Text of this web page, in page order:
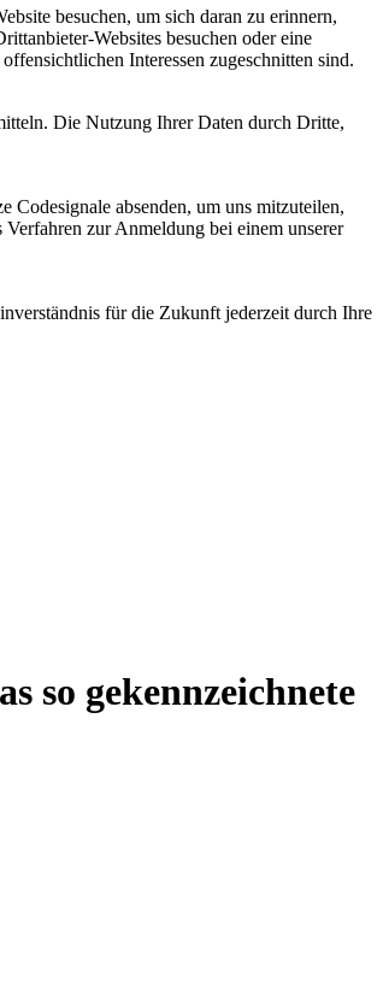
besuchen, um sich daran zu erinnern,
Websites besuchen oder eine
Interessen zugeschnitten sind.
Die Nutzung Ihrer Daten durch Dritte,
absenden, um uns mitzuteilen,
zur Anmeldung bei einem unserer
für die Zukunft jederzeit durch Ihre
so gekennzeichnete